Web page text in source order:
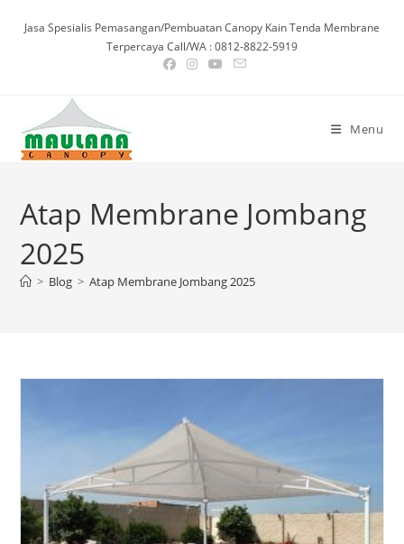
Jasa Spesialis Pemasangan/Pembuatan Canopy Kain Tenda Membrane
Terpercaya Call/WA : 0812-8822-5919
Menu
Atap Membrane Jombang
2025
> Blog > Atap Membrane Jombang 2025